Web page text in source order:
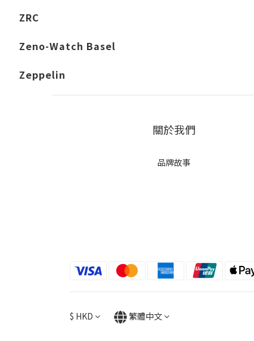
ZRC
Zeno-Watch Basel
Zeppelin
關於我們
品牌故事
$ HKD 繁體中文